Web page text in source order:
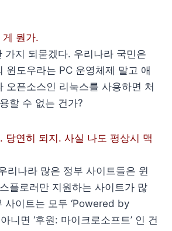
게 뭔가.
가지 되묻겠다. 우리나라 국민은
윈도우라는 PC 운영체제 말고 애
오픈소스인 리눅스를 사용하면 처
할 수 없는 건가?
당연히 되지. 사실 나도 평상시 맥
리나라 많은 정부 사이트들은 윈
플로러만 지원하는 사이트가 많
사이트는 모두 ‘Powered by
니면 ‘후원: 마이크로소프트’ 인 건